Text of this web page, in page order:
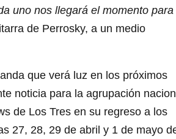
uno nos llegará el momento para
de Perrosky, a un medio
que verá luz en los próximos
noticia para la agrupación
de Los Tres en su regreso a los
27, 28, 29 de abril y 1 de mayo